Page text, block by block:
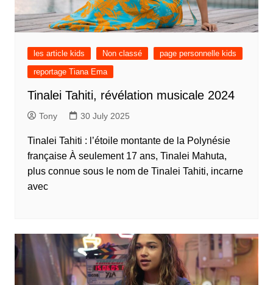
les article kids Non classé
page personnelle kids
reportage Tiana Ema
Tinalei Tahiti, révélation musicale 2024
Tony 30 July 2025
Tinalei Tahiti : l’étoile montante de la Polynésie
française À seulement 17 ans, Tinalei Mahuta,
plus connue sous le nom de Tinalei Tahiti, incarne
avec